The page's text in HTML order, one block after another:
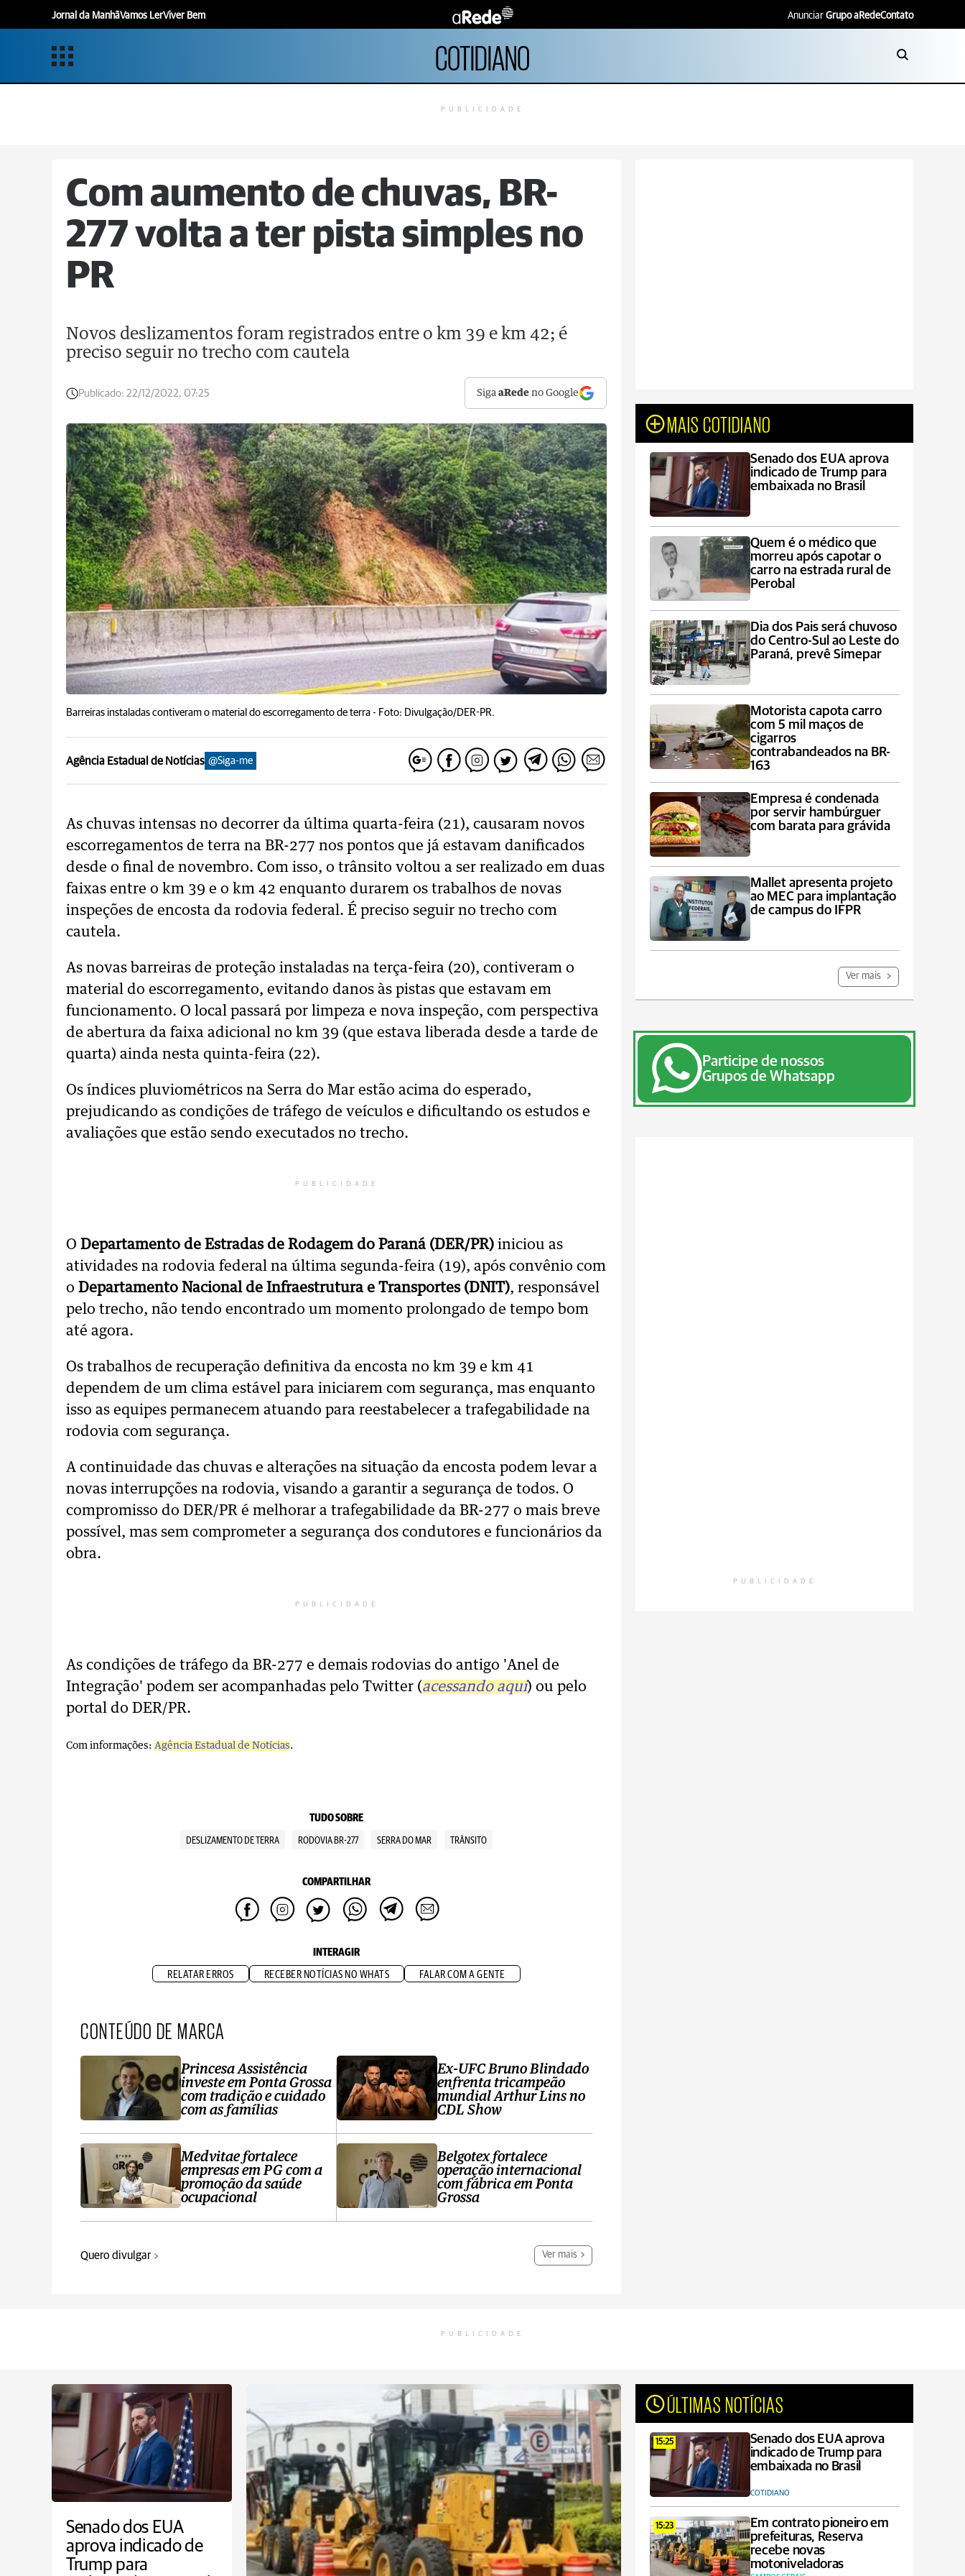
Jornal da ManhãVamos LerViver Bem Anunciar Grupo aRedeContato
COTIDIANO
PUBLICIDADE
Com aumento de chuvas, BR-
277 volta a ter pista simples no
PR
Novos deslizamentos foram registrados entre o km 39 e km 42; é
preciso seguir no trecho com cautela
Publicado: 22/12/2022, 07:25 SigaaRede no Google
Barreiras instaladas contiveram o material do escorregamento de terra - Foto: Divulgação/DER-PR.
Agência Estadual de Notícias @Siga-me
As chuvas intensas no decorrer da última quarta-feira (21), causaram novos
escorregamentos de terra na BR-277 nos pontos que já estavam danificados
desde o final de novembro. Com isso, o trânsito voltou a ser realizado em duas
faixas entre o km 39 e o km 42 enquanto durarem os trabalhos de novas
inspeções de encosta da rodovia federal. É preciso seguir no trecho com
cautela.
As novas barreiras de proteção instaladas na terça-feira (20), contiveram o
material do escorregamento, evitando danos às pistas que estavam em
funcionamento. O local passará por limpeza e nova inspeção, com perspectiva
de abertura da faixa adicional no km 39 (que estava liberada desde a tarde de
quarta) ainda nesta quinta-feira (22).
Os índices pluviométricos na Serra do Mar estão acima do esperado,
prejudicando as condições de tráfego de veículos e dificultando os estudos e
avaliações que estão sendo executados no trecho.
PUBLICIDADE
O Departamento de Estradas de Rodagem do Paraná (DER/PR) iniciou as
atividades na rodovia federal na última segunda-feira (19), após convênio com
o Departamento Nacional de Infraestrutura e Transportes (DNIT), responsável
pelo trecho, não tendo encontrado um momento prolongado de tempo bom
até agora.
Os trabalhos de recuperação definitiva da encosta no km 39 e km 41
dependem de um clima estável para iniciarem com segurança, mas enquanto
isso as equipes permanecem atuando para reestabelecer a trafegabilidade na
rodovia com segurança.
A continuidade das chuvas e alterações na situação da encosta podem levar a
novas interrupções na rodovia, visando a garantir a segurança de todos. O
compromisso do DER/PR é melhorar a trafegabilidade da BR-277 o mais breve
possível, mas sem comprometer a segurança dos condutores e funcionários da
obra.
PUBLICIDADE
As condições de tráfego da BR-277 e demais rodovias do antigo 'Anel de
Integração' podem ser acompanhadas pelo Twitter (acessando aqui) ou pelo
portal do DER/PR.
Com informações: Agência Estadual de Notícias.
TUDO SOBRE
DESLIZAMENTO DE TERRA RODOVIA BR-277 SERRA DO MAR TRÂNSITO
COMPARTILHAR
INTERAGIR
RELATAR ERROS RECEBER NOTÍCIAS NO WHATS FALAR COM A GENTE
CONTEÚDO DE MARCA
Princesa Assistência
investe em Ponta Grossa
com tradição e cuidado
com as famílias
Medvitae fortalece
empresas em PG com a
promoção da saúde
ocupacional
Ex-UFC Bruno Blindado
enfrenta tricampeão
mundial Arthur Lins no
CDL Show
Belgotex fortalece
operação internacional
com fábrica em Ponta
Grossa
Quero divulgar Ver mais
MAIS COTIDIANO
Senado dos EUA aprova
indicado de Trump para
embaixada no Brasil
Quem é o médico que
morreu após capotar o
carro na estrada rural de
Perobal
Dia dos Pais será chuvoso
do Centro-Sul ao Leste do
Paraná, prevê Simepar
Motorista capota carro
com 5 mil maços de
cigarros
contrabandeados na BR-
163
Empresa é condenada
por servir hambúrguer
com barata para grávida
Mallet apresenta projeto
ao MEC para implantação
de campus do IFPR
Ver mais
Participe de nossos
Grupos de Whatsapp
PUBLICIDADE
PUBLICIDADE
Senado dos EUA
aprova indicado de
Trump para
ÚLTIMAS NOTÍCIAS
15:25
Senado dos EUA aprova
indicado de Trump para
embaixada no Brasil
COTIDIANO
15:23
Em contrato pioneiro em
prefeituras, Reserva
recebe novas
motoniveladoras